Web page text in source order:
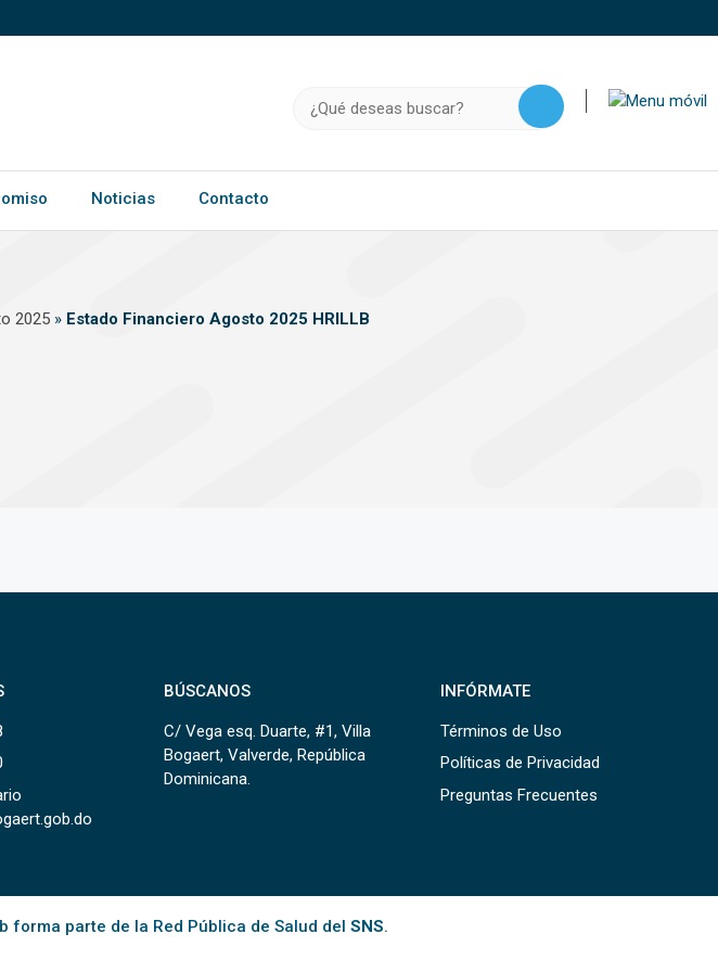
.gob.do o .gov.do. Comparte información confidencial solo en este tipo de sitios.
Noticias Contacto
2025 » Estado Financiero Agosto 2025 HRILLB
BÚSCANOS
C/ Vega esq. Duarte, #1, Villa
Bogaert, Valverde, República
Dominicana.
INFÓRMATE
Términos de Uso
Políticas de Privacidad
Preguntas Frecuentes
forma parte de la Red Pública de Salud del SNS.